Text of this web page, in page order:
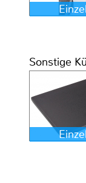
Sonstige